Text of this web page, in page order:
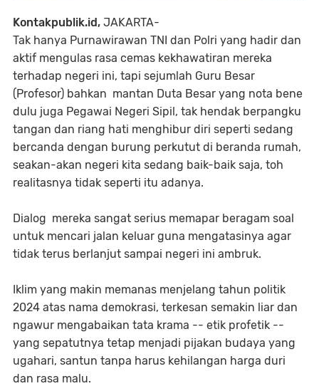
Kontakpublik.id, JAKARTA-
Tak hanya Purnawirawan TNI dan Polri yang hadir dan
aktif mengulas rasa cemas kekhawatiran mereka
terhadap negeri ini, tapi sejumlah Guru Besar
(Profesor) bahkan mantan Duta Besar yang nota bene
dulu juga Pegawai Negeri Sipil, tak hendak berpangku
tangan dan riang hati menghibur diri seperti sedang
bercanda dengan burung perkutut di beranda rumah,
seakan-akan negeri kita sedang baik-baik saja, toh
realitasnya tidak seperti itu adanya.
Dialog mereka sangat serius memapar beragam soal
untuk mencari jalan keluar guna mengatasinya agar
tidak terus berlanjut sampai negeri ini ambruk.
Iklim yang makin memanas menjelang tahun politik
2024 atas nama demokrasi, terkesan semakin liar dan
ngawur mengabaikan tata krama -- etik profetik --
yang sepatutnya tetap menjadi pijakan budaya yang
ugahari, santun tanpa harus kehilangan harga duri
dan rasa malu.